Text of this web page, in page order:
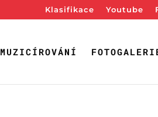
Klasifikace Youtube
MUZICÍROVÁNÍ